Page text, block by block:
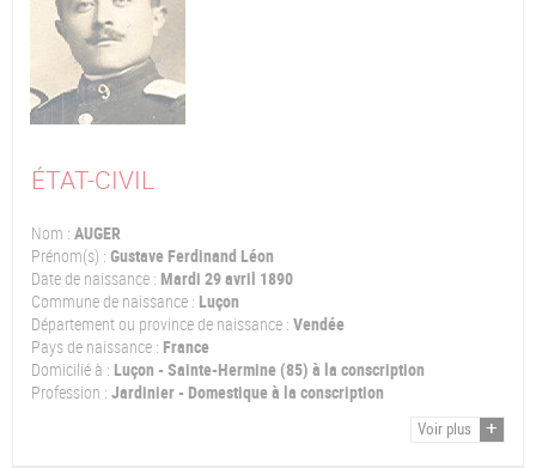
ÉTAT-CIVIL
Nom : AUGER
Prénom(s) : Gustave Ferdinand Léon
Date de naissance : Mardi 29 avril 1890
Commune de naissance : Luçon
Département ou province de naissance : Vendée
Pays de naissance : France
Domicilié à : Luçon - Sainte-Hermine (85) à la conscription
Profession : Jardinier - Domestique à la conscription
Voir plus